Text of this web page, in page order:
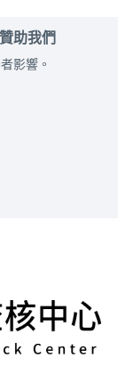
助我們
影響。